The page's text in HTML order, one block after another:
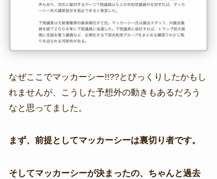
なぜここでマッカーシー!!??とびっくりしたかもし
れませんが、こうした予想外の動きもあるだろう
なと思ってました。
まず、前提としてマッカーシーは裏切り者です。
そしてマッカーシーが決まったの、ちゃんと過去